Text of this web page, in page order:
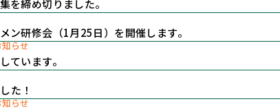
を締め切りました。
ン研修会（1月25日）を開催します。
らせ
ています。
た！
らせ